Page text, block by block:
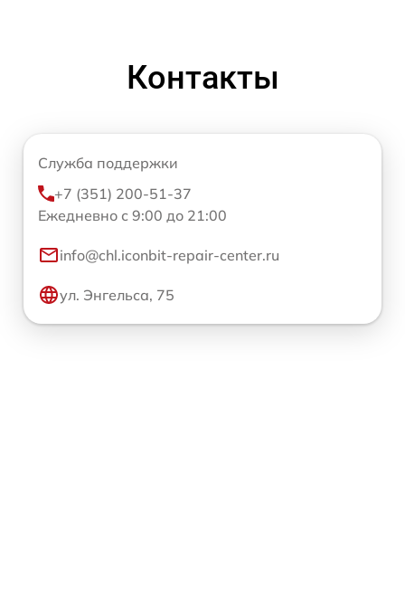
Контакты
Служба поддержки
+7 (351) 200-51-37
Ежедневно с 9:00 до 21:00
info@chl.iconbit-repair-center.ru
ул. Энгельса, 75